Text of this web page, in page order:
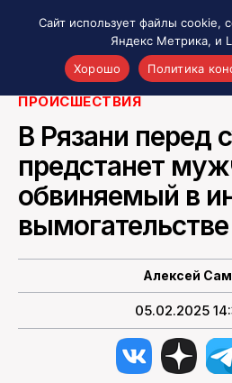
Материалы о Рязани и
Проекты 7 инфо
Здоровье
Интересное
Новости России
Политика
Новости мира
Все материалы 7инфо
Изображение от
ПРОИСШЕСТВИЯ
В Рязани перед
предстанет
обвиняемый в
вымогательстве
Алексей
05.02.2025
Сайт использует файлы cookie,
Яндекс Метрика, и
Хорошо
Политика